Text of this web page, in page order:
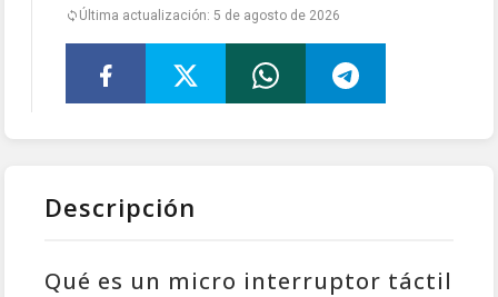
Última actualización: 5 de agosto de 2026
Descripción
Qué es un micro interruptor táctil